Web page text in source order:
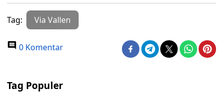
Tag: Via Vallen
0 Komentar
Tag Populer